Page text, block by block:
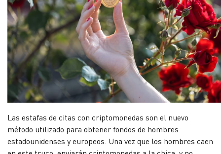
Las estafas de citas con criptomonedas son el nuevo
método utilizado para obtener fondos de hombres
estadounidenses y europeos. Una vez que los hombres caen